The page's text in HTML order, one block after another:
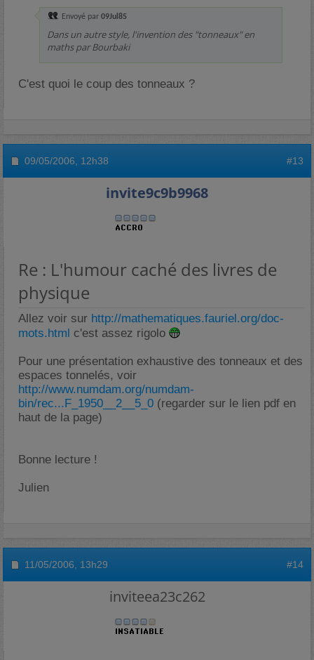
Envoyé par 09Jul85
Dans un autre style, l'invention des "tonneaux" en
maths par Bourbaki
C'est quoi le coup des tonneaux ?
09/05/2006, 12h38 #13
invite9c9b9968
Re : L'humour caché des livres de
physique
Allez voir sur http://mathematiques.fauriel.org/doc-
mots.html c'est assez rigolo
Pour une présentation exhaustive des tonneaux et des
espaces tonnelés, voir
http://www.numdam.org/numdam-
bin/rec...F_1950__2__5_0 (regarder sur le lien pdf en
haut de la page)
Bonne lecture !
Julien
11/05/2006, 13h29 #14
inviteea23c262